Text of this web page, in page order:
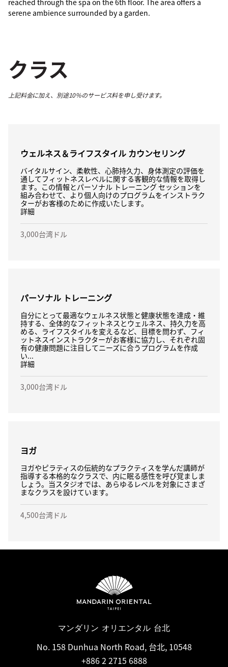
reached through the spa on the 6th floor. The area offers a
serene ambience surrounded by a garden.
クラス
上記料金に加え、別途10％のサービス料を申し受けます。
ウェルネス＆ライフスタイル カウンセリング
バイタルサイン、柔軟性、心肺持久力、身体測定の評価を
通してフィットネスレベルに関する客観的な情報を取得し
ます。この情報とパーソナル トレーニング セッションを
組み合わせて、より個人向けのプログラムをインストラク
ターがお客様のために作成いたします。
詳細
3,000台湾ドル
パーソナル トレーニング
自分にとって最適なウェルネス状態と健康状態を達成・維
持する、全体的なフィットネスとウェルネス、持久力を高
める、ライフスタイルを変えるなど、目標を問わず、フィ
ットネスインストラクターがお客様に協力し、それぞれ固
有の健康問題に注目してニーズに合うプログラムを作成
い...
詳細
3,000台湾ドル
ヨガ
ヨガやピラティスの伝統的なプラクティスを学んだ講師が
指導する本格的なクラスで、内に眠る感性を呼び覚ましま
しょう。当スタジオでは、あらゆるレベルを対象にさまざ
まなクラスを設けています。
4,500台湾ドル
マンダリン オリエンタル 台北
No. 158 Dunhua North Road, 台北, 10548
+886 2 2715 6888